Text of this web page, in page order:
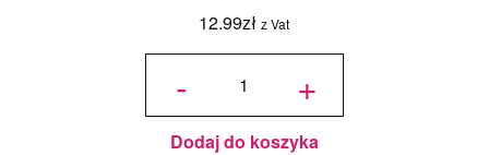
12.99zł z Vat
-
ilość
okrągły
Choinki
Ø 30
cm, h 1
cm - PC
+
Dodaj do koszyka